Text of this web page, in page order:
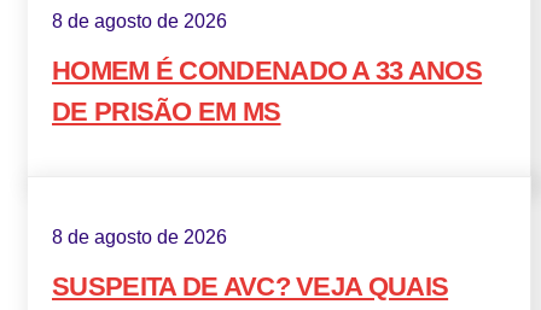
8 de agosto de 2026
HOMEM É CONDENADO A 33 ANOS
DE PRISÃO EM MS
8 de agosto de 2026
SUSPEITA DE AVC? VEJA QUAIS